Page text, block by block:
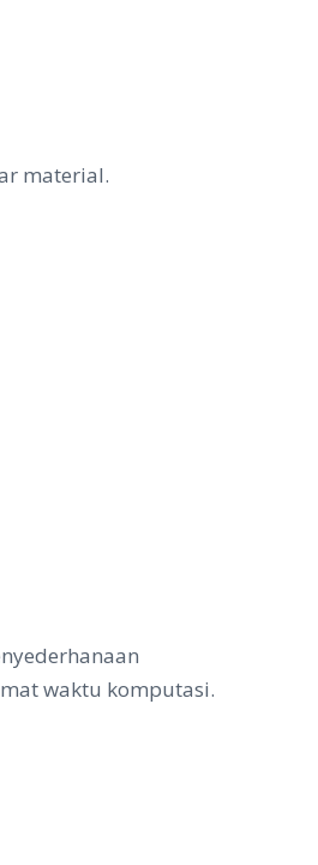
material.
waktu komputasi.